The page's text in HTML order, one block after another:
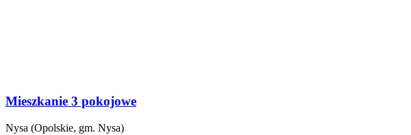
Mieszkanie 3 pokojowe
Nysa (Opolskie, gm. Nysa)